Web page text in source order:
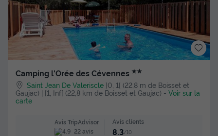
Camping l'Orée des Cévennes ★★
Saint Jean De Valeriscle ]0, 1[ (22,8 m de Boisset et
Gaujac) | [1, Inf[ (22,8 km de Boisset et Gaujac) - Voir sur la
carte
Avis TripAdvisor
22 avis
Avis clients
8.3/10